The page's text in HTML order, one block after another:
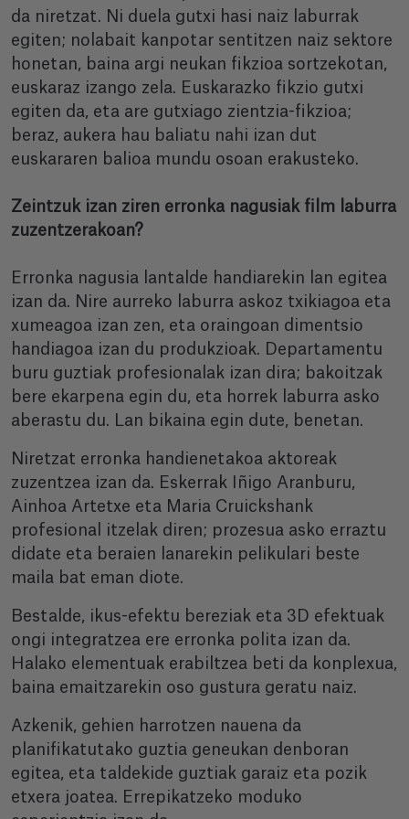
da niretzat. Ni duela gutxi hasi naiz laburrak
egiten; nolabait kanpotar sentitzen naiz sektore
honetan, baina argi neukan fikzioa sortzekotan,
euskaraz izango zela. Euskarazko fikzio gutxi
egiten da, eta are gutxiago zientzia-fikzioa;
beraz, aukera hau baliatu nahi izan dut
euskararen balioa mundu osoan erakusteko.
Zeintzuk izan ziren erronka nagusiak film laburra
zuzentzerakoan?
Erronka nagusia lantalde handiarekin lan egitea
izan da. Nire aurreko laburra askoz txikiagoa eta
xumeagoa izan zen, eta oraingoan dimentsio
handiagoa izan du produkzioak. Departamentu
buru guztiak profesionalak izan dira; bakoitzak
bere ekarpena egin du, eta horrek laburra asko
aberastu du. Lan bikaina egin dute, benetan.
Niretzat erronka handienetakoa aktoreak
zuzentzea izan da. Eskerrak Iñigo Aranburu,
Ainhoa Artetxe eta Maria Cruickshank
profesional itzelak diren; prozesua asko erraztu
didate eta beraien lanarekin pelikulari beste
maila bat eman diote.
Bestalde, ikus-efektu bereziak eta 3D efektuak
ongi integratzea ere erronka polita izan da.
Halako elementuak erabiltzea beti da konplexua,
baina emaitzarekin oso gustura geratu naiz.
Azkenik, gehien harrotzen nauena da
planifikatutako guztia geneukan denboran
egitea, eta taldekide guztiak garaiz eta pozik
etxera joatea. Errepikatzeko moduko